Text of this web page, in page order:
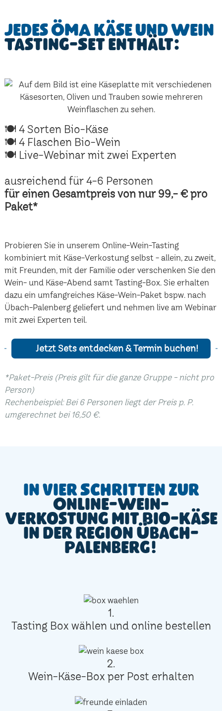
Jedes ÖMA Käse und Wein
Tasting-Set enthält:
🍽 4 Sorten Bio-Käse
🍽 4 Flaschen Bio-Wein
🍽 Live-Webinar mit zwei Experten
ausreichend für 4-6 Personen
für einen Gesamtpreis von nur 99,- € pro
Paket*
Probieren Sie in unserem Online-Wein-Tasting
kombiniert mit Käse-Verkostung selbst - allein, zu zweit,
mit Freunden, mit der Familie oder verschenken Sie den
Wein- und Käse-Abend samt Tasting-Box. Sie erhalten
dazu ein umfangreiches Käse-Wein-Paket bspw. nach
Übach-Palenberg geliefert und nehmen live am Webinar
mit zwei Experten teil.
Jetzt Sets entdecken & Termin buchen!
*Paket-Preis (Preis gilt für die ganze Gruppe - nicht pro
Person)
Rechenbeispiel: Bei 6 Personen liegt der Preis p. P.
umgerechnet bei 16,50 €.
In vier Schritten zur
Online-Wein-
Verkostung mit Bio-Käse
in der Region Übach-
Palenberg!
1.
Tasting Box wählen und online bestellen
2.
Wein-Käse-Box per Post erhalten